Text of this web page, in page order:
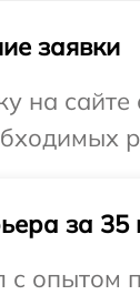
заявки
на
за 35
опытом